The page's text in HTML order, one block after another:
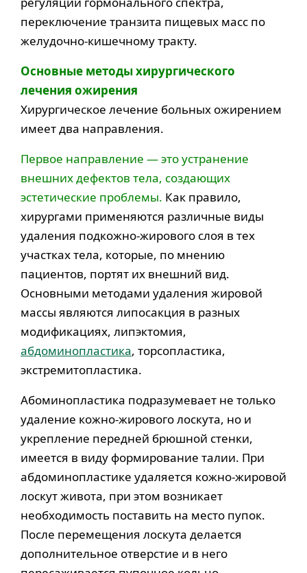
переключение транзита пищевых масс по
желудочно-кишечному тракту.
Основные методы хирургического
лечения ожирения
Хирургическое лечение больных ожирением
имеет два направления.
Первое направление — это устранение
внешних дефектов тела, создающих
эстетические проблемы. Как правило,
хирургами применяются различные виды
удаления подкожно-жирового слоя в тех
участках тела, которые, по мнению
пациентов, портят их внешний вид.
Основными методами удаления жировой
массы являются липосакция в разных
модификациях, липэктомия,
абдоминопластика, торсопластика,
экстремитопластика.
Абоминопластика подразумевает не только
удаление кожно-жирового лоскута, но и
укрепление передней брюшной стенки,
имеется в виду формирование талии. При
абдоминопластике удаляется кожно-жировой
лоскут живота, при этом возникает
необходимость поставить на место пупок.
После перемещения лоскута делается
дополнительное отверстие и в него